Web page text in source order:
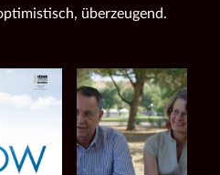
überzeugend.